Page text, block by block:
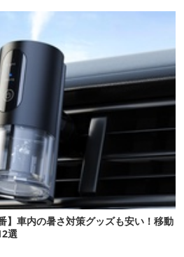
】車内の暑さ対策グッズも安い！移動
選